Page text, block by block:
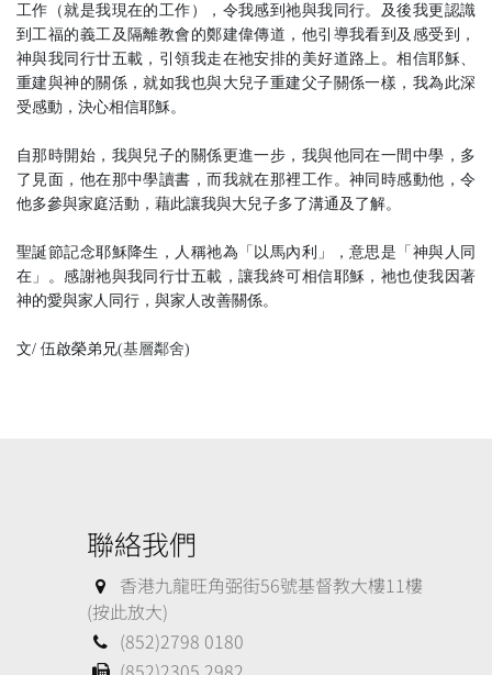
工作（就是我現在的工作），令我感到祂與我同行。及後我更認識
到工福的義工及隔離教會的鄭建偉傳道，他引導我看到及感受到，
神與我同行廿五載，引領我走在祂安排的美好道路上。相信耶穌、
重建與神的關係，就如我也與大兒子重建父子關係一樣，我為此深
受感動，決心相信耶穌。
自那時開始，我與兒子的關係更進一步，我與他同在一間中學，多
了見面，他在那中學讀書，而我就在那裡工作。神同時感動他，令
他多參與家庭活動，藉此讓我與大兒子多了溝通及了解。
聖誕節記念耶穌降生，人稱祂為「以馬內利」，意思是「神與人同
在」。感謝祂與我同行廿五載，讓我終可相信耶穌，祂也使我因著
神的愛與家人同行，與家人改善關係。
文/ 伍啟榮弟兄(基層鄰舍)
聯絡我們
香港九龍旺角弼街56號基督教大樓11樓
(按此放大)
(852)2798 0180